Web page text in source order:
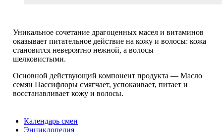
Уникальное сочетание драгоценных масел и витаминов
оказывает питательное действие на кожу и волосы: кожа
становится невероятно нежной, а волосы –
шелковистыми.
Основной действующий компонент продукта — Масло
семян Пассифлоры смягчает, успокаивает, питает и
восстанавливает кожу и волосы.
Календарь смен
Энциклопедия